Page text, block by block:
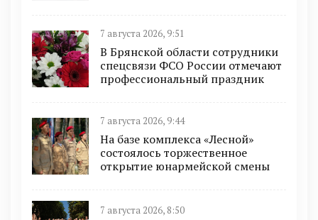
7 августа 2026, 9:51
В Брянской области сотрудники
спецсвязи ФСО России отмечают
профессиональный праздник
7 августа 2026, 9:44
На базе комплекса «Лесной»
состоялось торжественное
открытие юнармейской смены
7 августа 2026, 8:50